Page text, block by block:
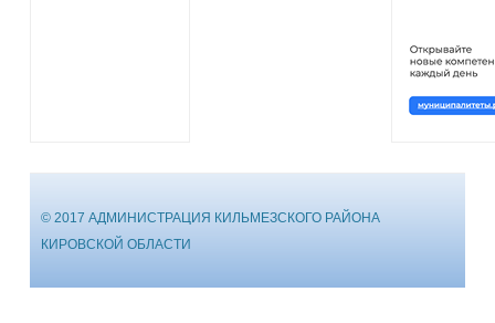
© 2017 АДМИНИСТРАЦИЯ КИЛЬМЕЗСКОГО РАЙОНА
КИРОВСКОЙ ОБЛАСТИ